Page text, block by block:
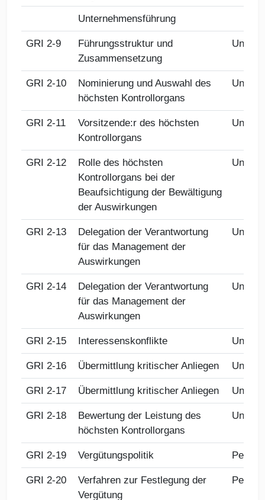
Unternehmensführung
GRI 2-9
Führungsstruktur und
Zusammensetzung
GRI 2-10
Nominierung und Auswahl des
höchsten Kontrollorgans
GRI 2-11
Vorsitzende:r des höchsten
Kontrollorgans
GRI 2-12
Rolle des höchsten
Kontrollorgans bei der
Beaufsichtigung der Bewältigung
der Auswirkungen
GRI 2-13
Delegation der Verantwortung
für das Management der
Auswirkungen
GRI 2-14
Delegation der Verantwortung
für das Management der
Auswirkungen
GRI 2-15 Interessenskonflikte
GRI 2-16 Übermittlung kritischer Anliegen
GRI 2-17 Übermittlung kritischer Anliegen
GRI 2-18
Bewertung der Leistung des
höchsten Kontrollorgans
GRI 2-19 Vergütungspolitik
GRI 2-20
Verfahren zur Festlegung der
Vergütung